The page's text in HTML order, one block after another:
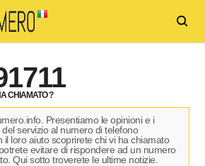
CHIAMATO ?
Presentiamo le opinioni e i
servizio al numero di telefono
il loro aiuto scoprirete chi vi ha chiamato
evitare di rispondere ad un numero
Qui sotto troverete le ultime notizie.